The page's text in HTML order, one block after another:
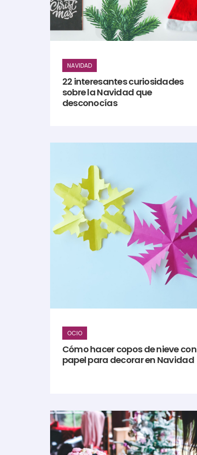
NAVIDAD
22 interesantes curiosidades
sobre la Navidad que
desconocías
OCIO
Cómo hacer copos de nieve con
papel para decorar en Navidad